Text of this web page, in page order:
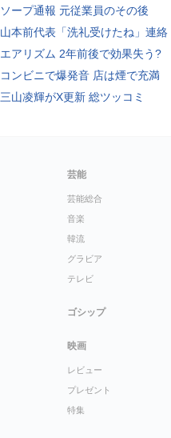
ソープ通報 元従業員のその後
山本前代表「洗礼受けたね」連絡
エアリズム 2年前後で効果失う?
コンビニで爆発音 店は煙で充満
三山凌輝がX更新 総ツッコミ
芸能
芸能総合
音楽
韓流
グラビア
テレビ
ゴシップ
映画
レビュー
プレゼント
特集